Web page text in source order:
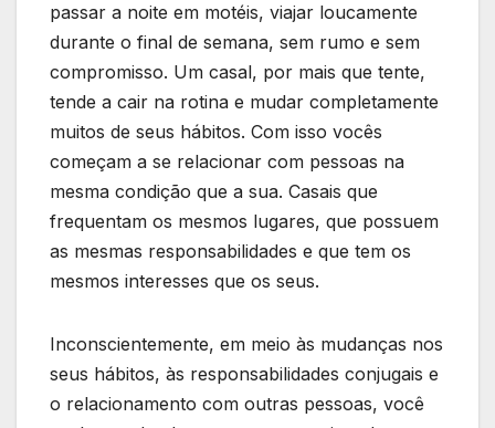
passar a noite em motéis, viajar loucamente
durante o final de semana, sem rumo e sem
compromisso. Um casal, por mais que tente,
tende a cair na rotina e mudar completamente
muitos de seus hábitos. Com isso vocês
começam a se relacionar com pessoas na
mesma condição que a sua. Casais que
frequentam os mesmos lugares, que possuem
as mesmas responsabilidades e que tem os
mesmos interesses que os seus.
Inconscientemente, em meio às mudanças nos
seus hábitos, às responsabilidades conjugais e
o relacionamento com outras pessoas, você